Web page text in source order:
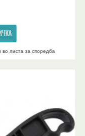
во листа за споредба